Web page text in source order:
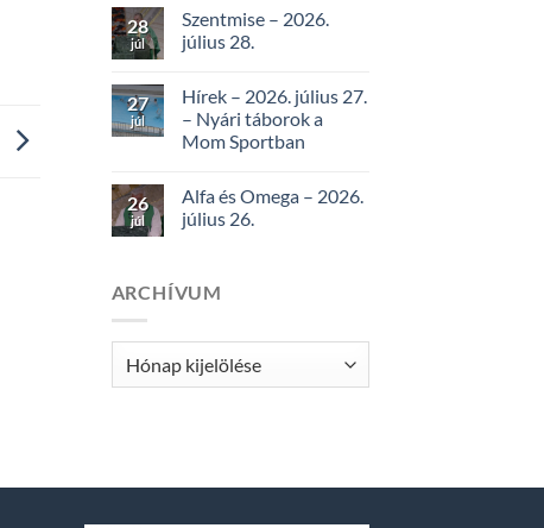
28
júl
Szentmise – 2026.
július 28.
27
júl
Hírek – 2026. július 27.
– Nyári táborok a
Mom Sportban
26
júl
Alfa és Omega – 2026.
július 26.
ARCHÍVUM
Archívum